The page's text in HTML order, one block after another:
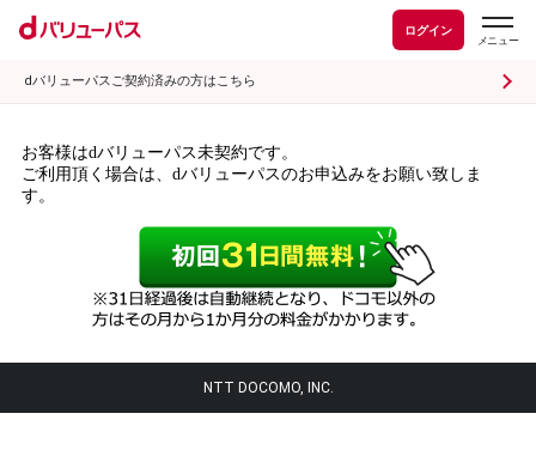
ログイン
dバリューパスご契約済みの方はこちら
お客様はdバリューパス未契約です。
ご利用頂く場合は、dバリューパスのお申込みをお願い致しま
す。
NTT DOCOMO, INC.